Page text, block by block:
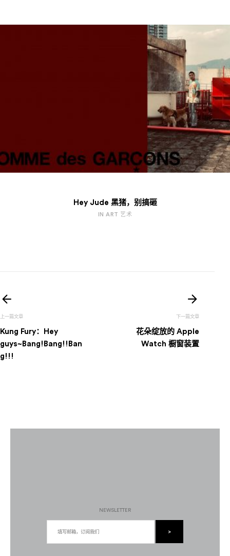
Hey Jude 黑猪，别搞砸
IN ART 艺术
Kung Fury：Hey
guys~Bang!Bang!!Ban
g!!!
花朵绽放的 Apple
Watch 橱窗装置
NEWSLETTER